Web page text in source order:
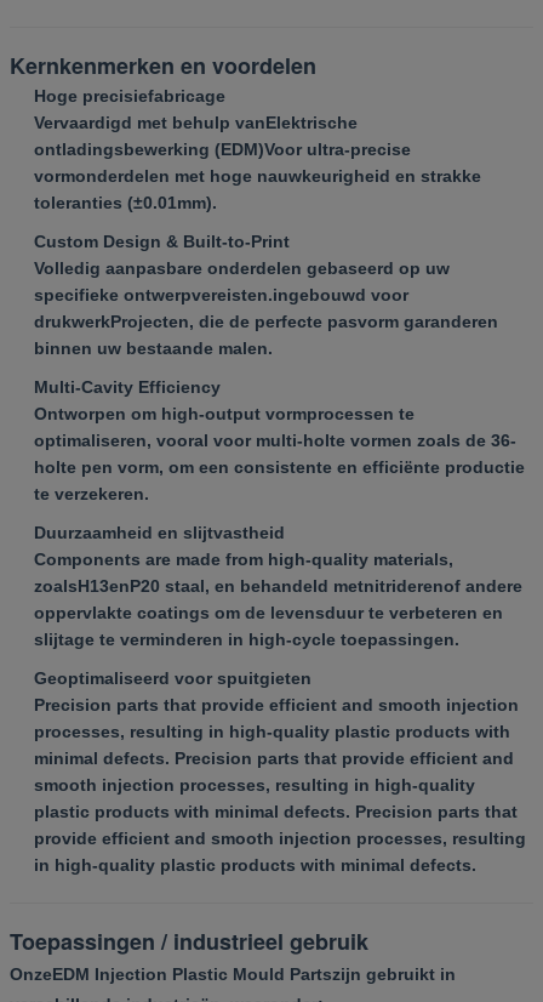
Kernkenmerken en voordelen
Hoge precisiefabricage
Vervaardigd met behulp vanElektrische
ontladingsbewerking (EDM)Voor ultra-precise
vormonderdelen met hoge nauwkeurigheid en strakke
toleranties (±0.01mm).
Custom Design & Built-to-Print
Volledig aanpasbare onderdelen gebaseerd op uw
specifieke ontwerpvereisten.ingebouwd voor
drukwerkProjecten, die de perfecte pasvorm garanderen
binnen uw bestaande malen.
Multi-Cavity Efficiency
Ontworpen om high-output vormprocessen te
optimaliseren, vooral voor multi-holte vormen zoals de 36-
holte pen vorm, om een consistente en efficiënte productie
te verzekeren.
Duurzaamheid en slijtvastheid
Components are made from high-quality materials,
zoalsH13enP20 staal, en behandeld metnitriderenof andere
oppervlakte coatings om de levensduur te verbeteren en
slijtage te verminderen in high-cycle toepassingen.
Geoptimaliseerd voor spuitgieten
Precision parts that provide efficient and smooth injection
processes, resulting in high-quality plastic products with
minimal defects. Precision parts that provide efficient and
smooth injection processes, resulting in high-quality
plastic products with minimal defects. Precision parts that
provide efficient and smooth injection processes, resulting
in high-quality plastic products with minimal defects.
Toepassingen / industrieel gebruik
OnzeEDM Injection Plastic Mould Partszijn gebruikt in